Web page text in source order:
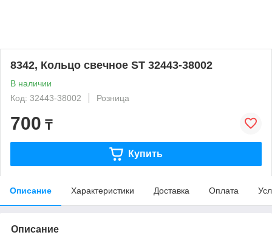
8342, Кольцо свечное ST 32443-38002
В наличии
Код: 32443-38002
Розница
700 ₸
Купить
Описание Характеристики Доставка Оплата
Описание